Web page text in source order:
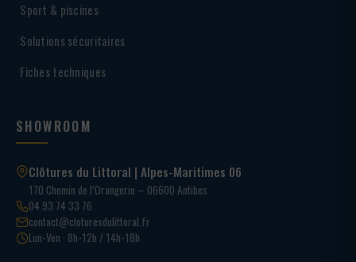
Sport & piscines
Solutions sécuritaires
Fiches techniques
SHOWROOM
Clôtures du Littoral | Alpes-Maritimes 06
170 Chemin de l’Orangerie – 06600 Antibes
04 93 74 33 76
contact@cloturesdulittoral.fr
Lun-Ven · 8h-12h / 14h-18h